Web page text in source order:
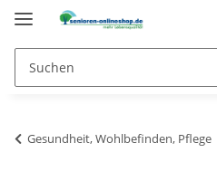
Gesundheit, Wohlbefinden, Pflege